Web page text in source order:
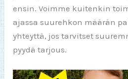
ensin. Voimme kuitenkin
ajassa suurehkon määrän
yhteyttä, jos tarvitset
pyydä tarjous.